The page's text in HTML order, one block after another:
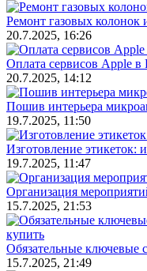
Ремонт газовых колонок
20.7.2025, 16:26
Оплата сервисов Apple в
20.7.2025, 14:12
Пошив интерьера
19.7.2025, 11:50
Изготовление этикеток:
19.7.2025, 11:47
Организация
15.7.2025, 21:53
Обязательные ключевые
15.7.2025, 21:49